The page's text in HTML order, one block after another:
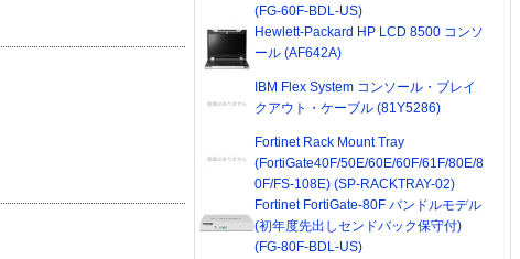
(FG-60F-BDL-US)
Hewlett-Packard HP LCD 8500 コンソ
ール (AF642A)
IBM Flex System コンソール・ブレイ
クアウト・ケーブル (81Y5286)
Fortinet Rack Mount Tray
(FortiGate40F/50E/60E/60F/61F/80E/8
0F/FS-108E) (SP-RACKTRAY-02)
Fortinet FortiGate-80F バンドルモデル
(初年度先出しセンドバック保守付)
(FG-80F-BDL-US)